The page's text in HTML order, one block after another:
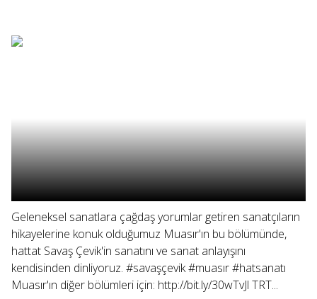
Geleneksel sanatlara çağdaş yorumlar getiren sanatçıların
hikayelerine konuk olduğumuz Muasır'ın bu bölümünde,
hattat Savaş Çevik'in sanatını ve sanat anlayışını
kendisinden dinliyoruz. #savaşçevik #muasır #hatsanatı
Muasır'ın diğer bölümleri için: http://bit.ly/30wTvJl TRT...